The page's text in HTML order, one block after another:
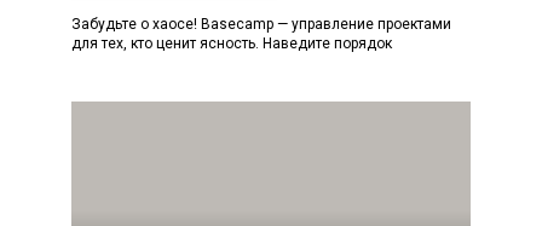
Забудьте о хаосе! Basecamp — управление проектами
для тех, кто ценит ясность. Наведите порядок